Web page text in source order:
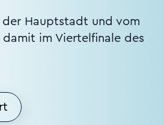
der Hauptstadt und vom
im Viertelfinale des